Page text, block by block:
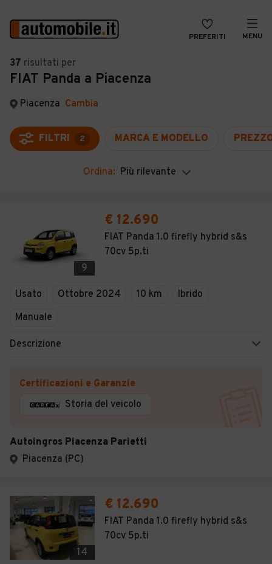
PREFERITI MENU
Auto
Auto usate
Auto Km 0
Auto Nuove
Noleggio a lungo termine
Moto
Camper
Veicoli Commerciali
VENDI
MAGAZINE
ACCEDI
37 risultati per
FIAT Panda a Piacenza
Piacenza Cambia
FILTRI 2 MARCA E MODELLO
Ordina: Più rilevante
9
€ 12.690
FIAT Panda 1.0 firefly hybrid s&s
70cv 5p.ti
Usato Ottobre 2024 10 km
Ibrido
Manuale
Descrizione
Certificazioni e Garanzie
Storia del veicolo
Autoingros Piacenza Parietti
Piacenza (PC)
14
€ 12.690
FIAT Panda 1.0 firefly hybrid s&s
70cv 5p.ti